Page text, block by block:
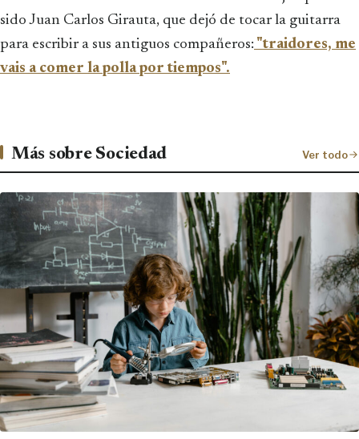
sido Juan Carlos Girauta, que dejó de tocar la guitarra
para escribir a sus antiguos compañeros: "traidores, me
vais a comer la polla por tiempos".
Más sobre Sociedad Ver todo